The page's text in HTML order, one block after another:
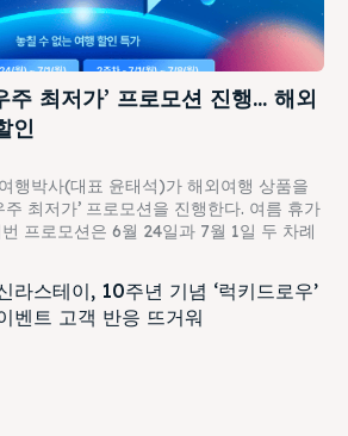
주 최저가’ 프로모션 진행… 해외
인
행박사(대표 윤태석)가 해외여행 상품을
주 최저가’ 프로모션을 진행한다. 여름 휴가
프로모션은 6월 24일과 7월 1일 두 차례
라스테이, 10주년 기념 ‘럭키드로우’
벤트 고객 반응 뜨거워